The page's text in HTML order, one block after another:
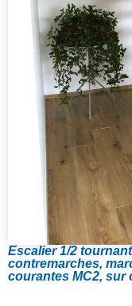
Escalier 1/2
contremarches,
courantes MC2, sur